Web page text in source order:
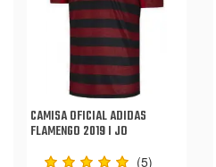
CAMISA OFICIAL ADIDAS
FLAMENGO 2019 I JO
(5)